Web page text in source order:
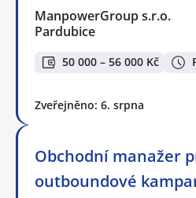
ManpowerGroup s.r.o.
Pardubice
50 000 – 56 000 Kč
Zveřejněno: 6. srpna
Obchodní manažer
outboundové